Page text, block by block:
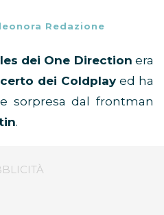
Redazione
dei One Direction era
dei Coldplayed ha
sorpresa dal frontman
.